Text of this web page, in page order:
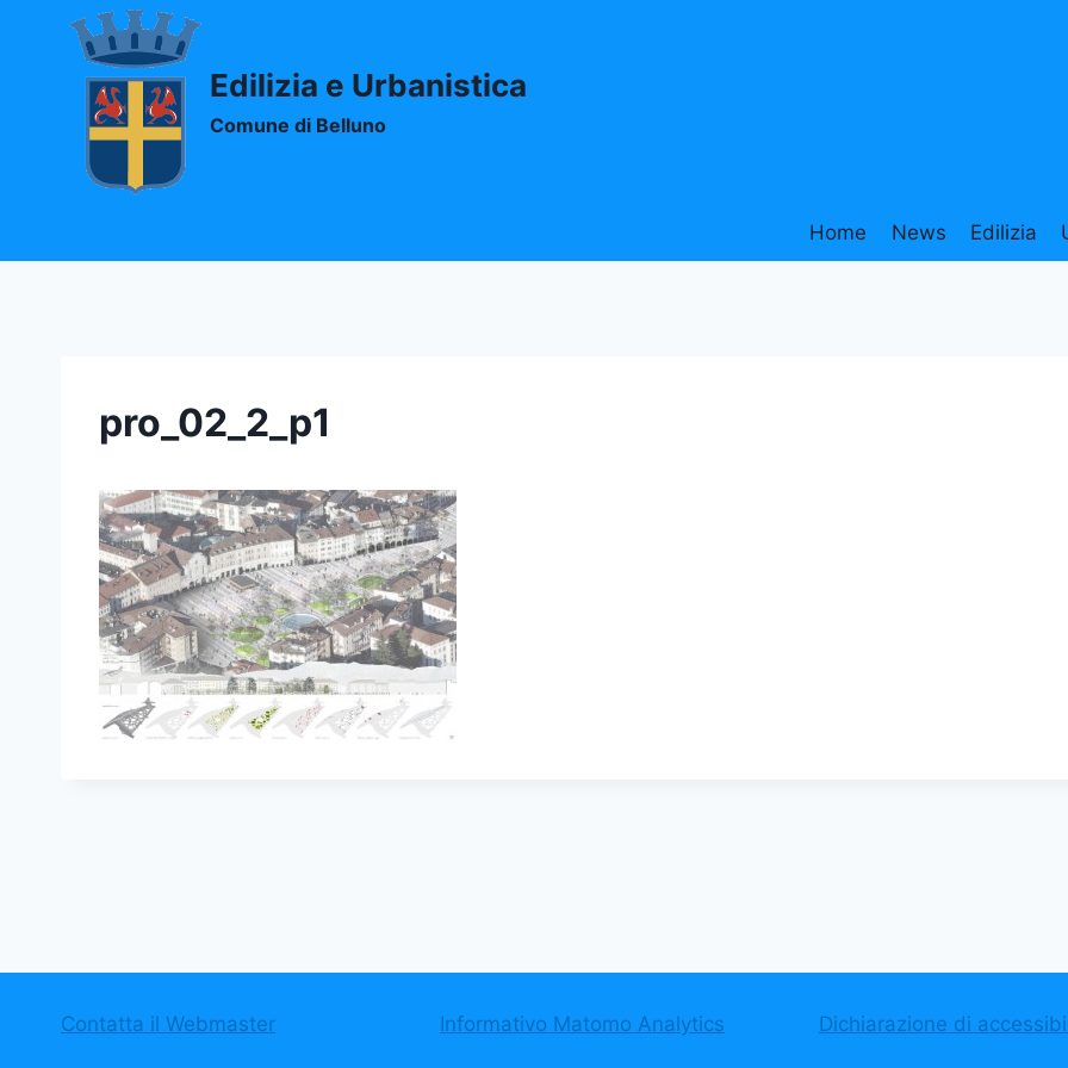
contenuto
Edilizia e Urbanistica
Comune di Belluno
Home News Edilizia
pro_02_2_p1
Contatta il Webmaster Informativo Matomo Analytics Dichiarazione di